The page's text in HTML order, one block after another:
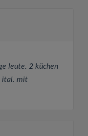
leute. 2 küchen
ital. mit